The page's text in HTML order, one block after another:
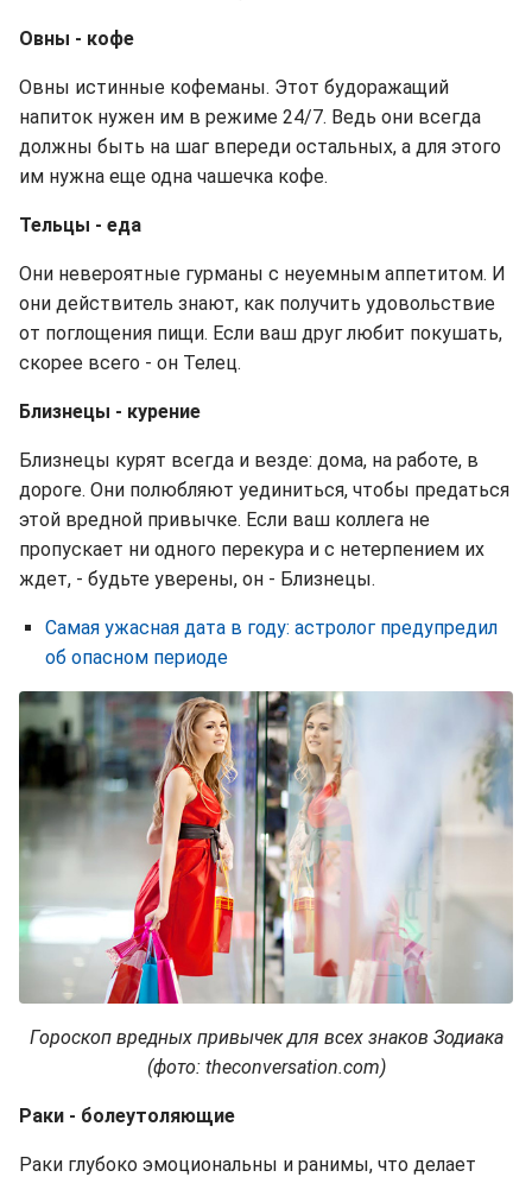
Овны - кофе
Овны истинные кофеманы. Этот будоражащий
напиток нужен им в режиме 24/7. Ведь они всегда
должны быть на шаг впереди остальных, а для этого
им нужна еще одна чашечка кофе.
Тельцы - еда
Они невероятные гурманы с неуемным аппетитом. И
они действитель знают, как получить удовольствие
от поглощения пищи. Если ваш друг любит покушать,
скорее всего - он Телец.
Близнецы - курение
Близнецы курят всегда и везде: дома, на работе, в
дороге. Они полюбляют уединиться, чтобы предаться
этой вредной привычке. Если ваш коллега не
пропускает ни одного перекура и с нетерпением их
ждет, - будьте уверены, он - Близнецы.
Самая ужасная дата в году: астролог предупредил
об опасном периоде
Гороскоп вредных привычек для всех знаков Зодиака
(фото: theconversation.com)
Раки - болеутоляющие
Раки глубоко эмоциональны и ранимы, что делает